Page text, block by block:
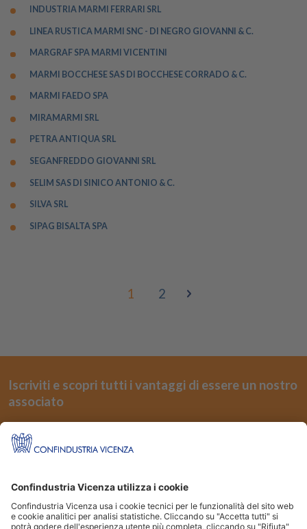
INDUSTRIA MARMI FERRARI SRL
LINEA RUSTICA MARMI SNC - DI NEGRO GIOVANNI & C.
MARGRAF SPA MARMI VICENTINI
MARMI BOCCHESE SAS DI BOCCHESE CORRADO & C.
MARMI FAEDO SPA
MIRAMARMI SRL
PETRA ANTIQUA SRL
SEGANFREDDO GIOVANNI SRL
SELIM SAS DI SINICO ANTONIO & C.
SILVA SRL
SIPAG BISALTA SPA
1 2
Iscriviti e scopri tutti i vantaggi di essere un nostro
associato
Seguici su
Siti Partner: